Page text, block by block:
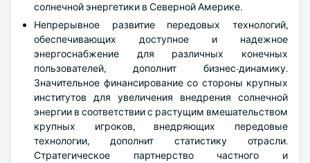
солнечной энергетики в Северной Америке.
Непрерывное развитие передовых технологий,
обеспечивающих доступное и надежное
энергоснабжение для различных конечных
пользователей, дополнит бизнес-динамику.
Значительное финансирование со стороны крупных
институтов для увеличения внедрения солнечной
энергии в соответствии с растущим вмешательством
крупных игроков, внедряющих передовые
технологии, дополнит статистику отрасли.
Стратегическое партнерство частного и